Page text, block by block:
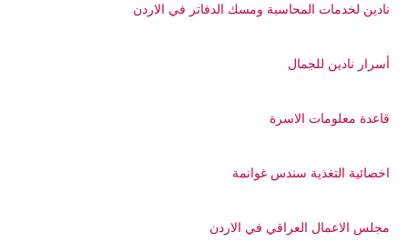
نادين لخدمات المحاسبة ومسك الدفاتر في الاردن
أسرار نادين للجمال
قاعدة معلومات الاسرة
اخصائية التغذية سندس غوانمة
مجلس الاعمال العراقي في الاردن